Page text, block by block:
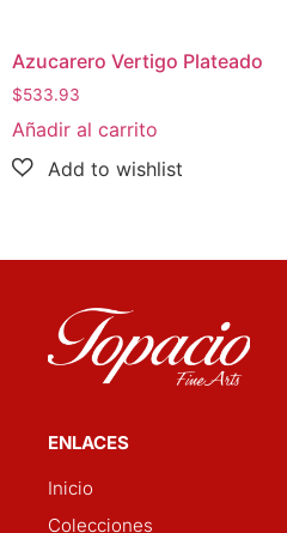
Azucarero Vertigo Plateado
$533.93
Añadir al carrito
ENLACES
Inicio
Colecciones